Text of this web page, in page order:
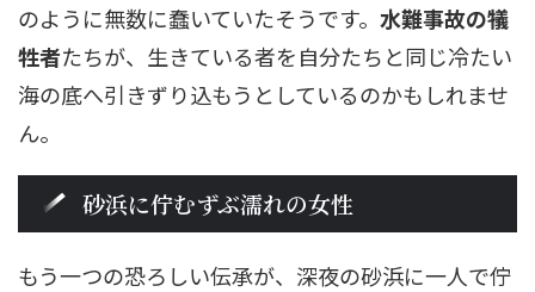
のように無数に蠢いていたそうです。 水難事故の犠
牲者たちが、生きている者を自分たちと同じ冷たい
海の底へ引きずり込もうとしているのかもしれませ
ん。
砂浜に佇むずぶ濡れの女性
もう一つの恐ろしい伝承が、深夜の砂浜に一人で佇